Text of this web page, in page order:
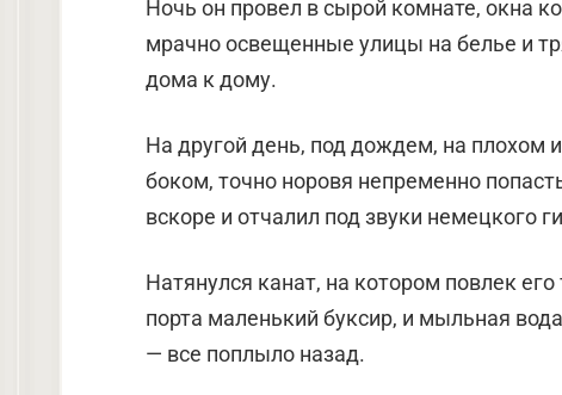
Ночь он провел в сырой комнате, окна
мрачно освещенные улицы на белье и
дома к дому.
На другой день, под дождем, на плохом
боком, точно норовя непре­менно
вскоре и отчалил под звуки немецкого
Натянулся канат, на котором повлек
порта маленький буксир, и мыльная
— все поплыло назад.